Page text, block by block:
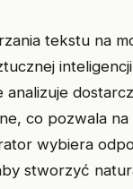
tekstu na
co pozwala na
wybiera
stworzyć